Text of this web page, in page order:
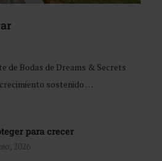
de Bodas de Dreams & Secrets
sostenido …
para crecer
2026